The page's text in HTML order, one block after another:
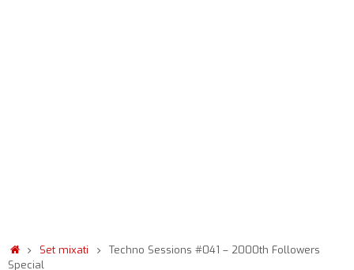
Set mixati
Techno Sessions #041 – 2000th Followers
Special